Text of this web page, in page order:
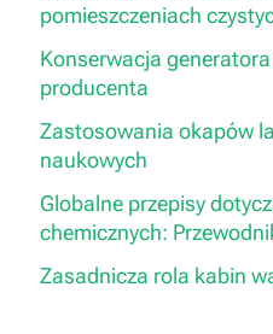
pomieszczeniach
Konserwacja
producenta
Zastosowania okapów
naukowych
Globalne przepisy
chemicznych:
Zasadnicza rola kabin